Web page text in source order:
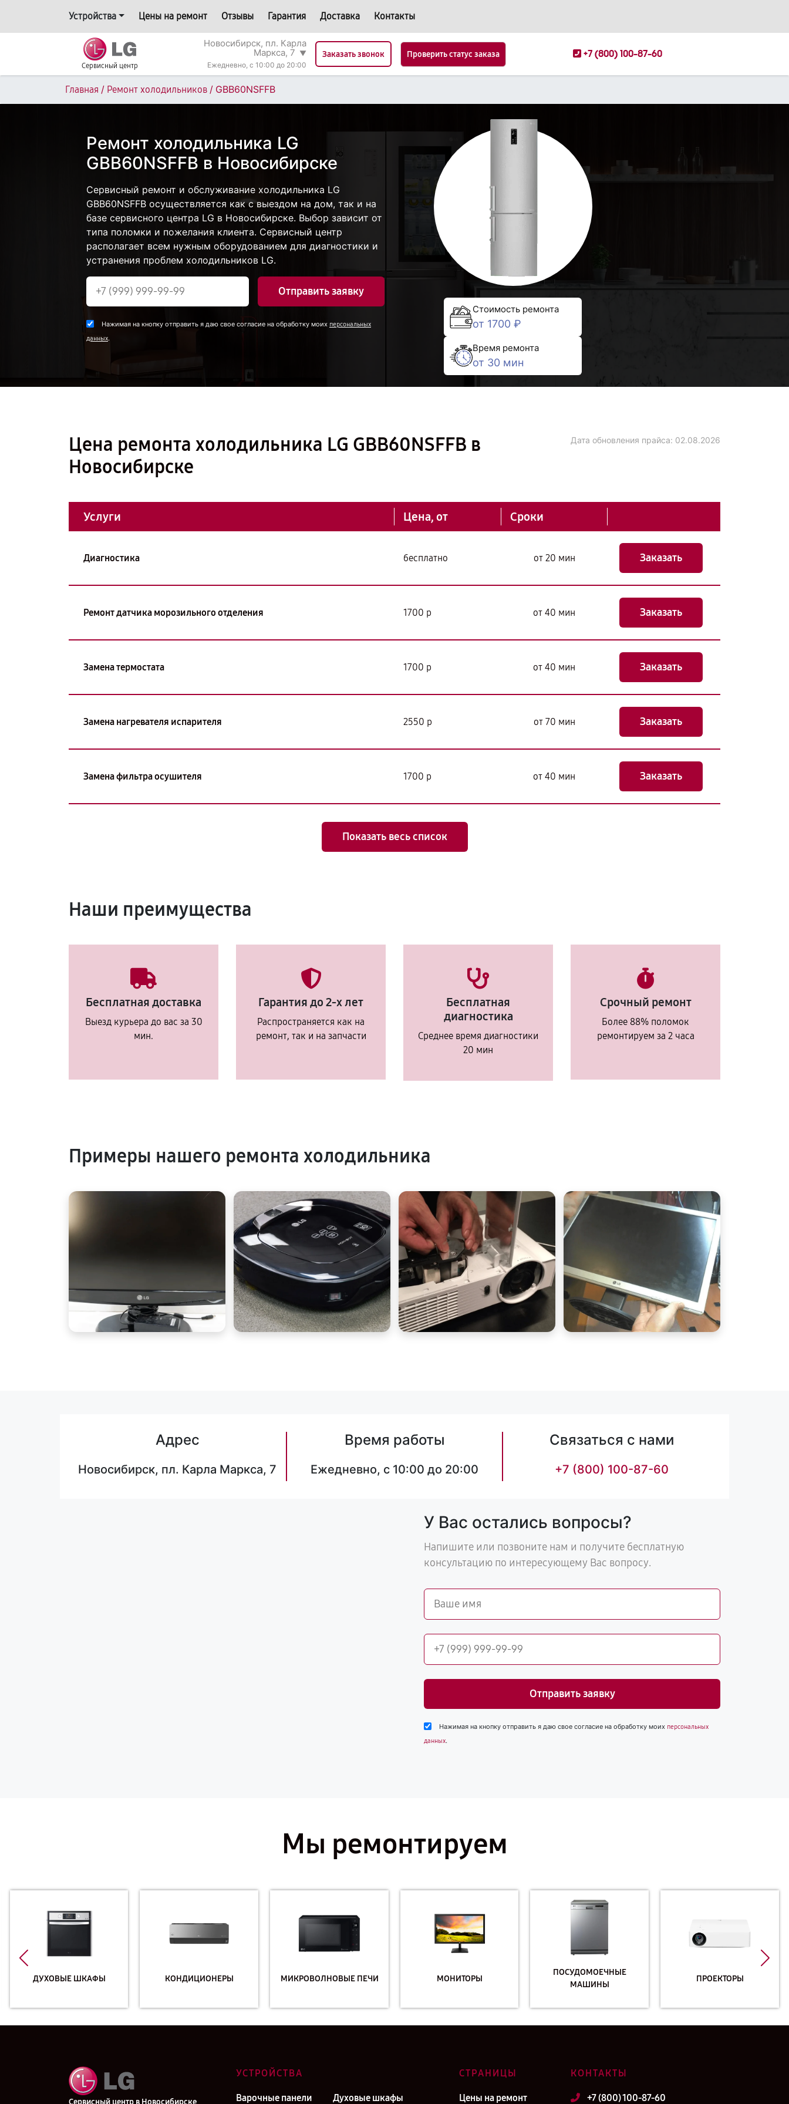
Устройства Цены на ремонт Отзывы Гарантия Доставка Контакты
Сервисный центр
Новосибирск, пл. Карла
Маркса, 7 ▼
Ежедневно, с 10:00 до 20:00
Заказать звонок Проверить статус заказа +7 (800) 100-87-60
Главная / Ремонт холодильников / GBB60NSFFB
Ремонт холодильника LG
GBB60NSFFB в Новосибирске
Сервисный ремонт и обслуживание холодильника LG
GBB60NSFFB осуществляется как с выездом на дом, так и на
базе сервисного центра LG в Новосибирске. Выбор зависит от
типа поломки и пожелания клиента. Сервисный центр
располагает всем нужным оборудованием для диагностики и
устранения проблем холодильников LG.
Отправить заявку
Нажимая на кнопку отправить я даю свое согласие на обработку моих персональных
данных.
Стоимость ремонта
от 1700 ₽
Время ремонта
от 30 мин
Цена ремонта холодильника LG GBB60NSFFB в
Новосибирске
Дата обновления прайса: 02.08.2026
Услуги Цена, от Сроки
Диагностика бесплатно от 20 мин Заказать
Ремонт датчика морозильного отделения 1700 р от 40 мин Заказать
Замена термостата 1700 р от 40 мин Заказать
Замена нагревателя испарителя 2550 р от 70 мин Заказать
Замена фильтра осушителя 1700 р от 40 мин Заказать
Показать весь список
Наши преимущества
Бесплатная доставка
Выезд курьера до вас за 30
мин.
Гарантия до 2-х лет
Распространяется как на
ремонт, так и на запчасти
Бесплатная
диагностика
Среднее время диагностики
20 мин
Срочный ремонт
Более 88% поломок
ремонтируем за 2 часа
Примеры нашего ремонта холодильника
Адрес
Новосибирск, пл. Карла Маркса, 7
Время работы
Ежедневно, с 10:00 до 20:00
Связаться с нами
+7 (800) 100-87-60
У Вас остались вопросы?
Напишите или позвоните нам и получите бесплатную
консультацию по интересующему Вас вопросу.
Отправить заявку
Нажимая на кнопку отправить я даю свое согласие на обработку моих персональных
данных.
Мы ремонтируем
ДУХОВЫЕ ШКАФЫ КОНДИЦИОНЕРЫ МИКРОВОЛНОВЫЕ ПЕЧИ МОНИТОРЫ
ПОСУДОМОЕЧНЫЕ
МАШИНЫ
ПРОЕКТОРЫ
Сервисный центр в Новосибирске
УСТРОЙСТВА
Варочные панели Духовые шкафы
СТРАНИЦЫ
Цены на ремонт
КОНТАКТЫ
+7 (800) 100-87-60